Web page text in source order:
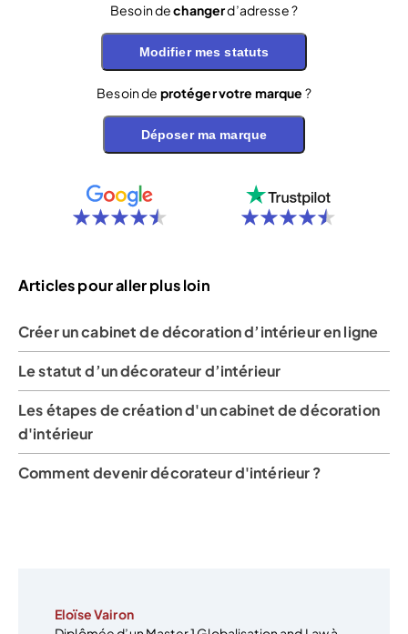
Besoin dechangerd’adresse ?
Modifier mes statuts
Besoin de protéger votre marque ?
Déposer ma marque
Articles pour aller plus loin
Créer un cabinet de décoration d’intérieur en ligne
Le statut d’un décorateur d’intérieur
Les étapes de création d'un cabinet de décoration
d'intérieur
Comment devenir décorateur d'intérieur ?
Eloïse Vairon